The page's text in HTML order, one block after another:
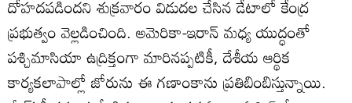
దోహదపడిందని శుక్రవారం విడుదల చేసిన డేటాలో కేంద్ర
ప్రభుత్వం వెల్లడించింది. అమెరికా-ఇరాన్‌ మధ్య యుద్ధంతో
పశ్చిమాసియా ఉద్రిక్తంగా మారినప్పటికీ, దేశీయ ఆర్థిక
కార్యకలాపాల్లో జోరును ఈ గణాంకాను ప్రతిబింబిస్తున్నాయి.